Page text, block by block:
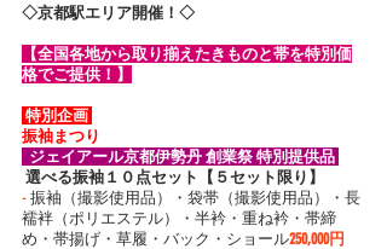
◇京都駅エリア開催！◇
【全国各地から取り揃えたきものと帯を特別価
格でご提供！】
特別企画
振袖まつり
ジェイアール京都伊勢丹 創業祭 特別提供品
選べる振袖１０点セット【５セット限り】
- 振袖（撮影使用品）・袋帯（撮影使用品）・長
襦袢（ポリエステル）・半衿・重ね衿・帯締
め・帯揚げ・草履・バック・ショール250,000円